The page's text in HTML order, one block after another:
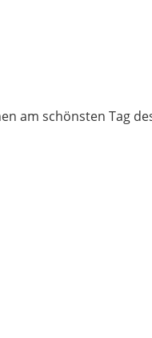
am schönsten Tag